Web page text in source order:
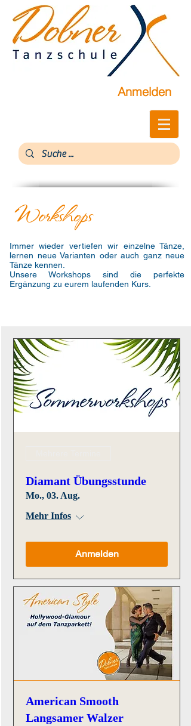
Anmelden
Workshops
Immer wieder vertiefen wir einzelne Tänze,
lernen neue Varianten oder auch ganz neue
Tänze kennen.
Unsere Workshops sind die perfekte
Ergänzung zu eurem laufenden Kurs.
Diamant Übungsstunde
Mo., 03. Aug.
Mehr Infos
Anmelden
American Smooth
Langsamer Walzer